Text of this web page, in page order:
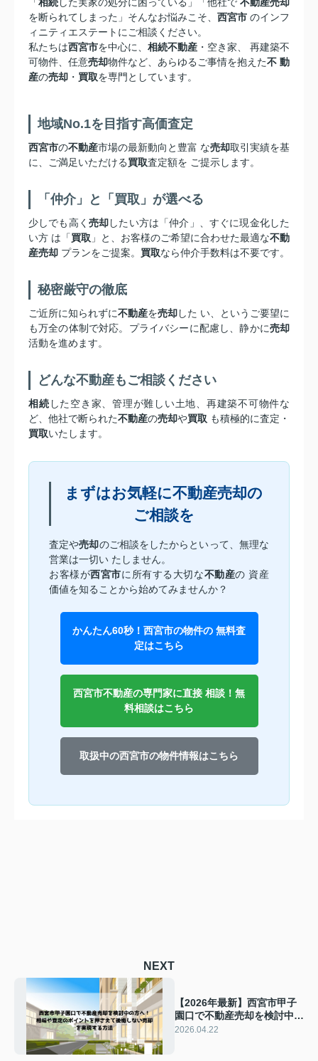
を断られてしまった」そんなお悩みこそ、 西宮市 のインフ
ィニティエステートにご相談ください。
私たちは西宮市を中心に、 相続不動産 ・空き家、 再建築不
可物件、任意売却物件など、あらゆるご事情を抱えた不 動
産の売却 ・ 買取を専門としています。
地域No.1を目指す高価査定
西宮市の不動産市場の最新動向と豊富 な売却取引実績を基
に、ご満足いただける買取査定額を ご提示します。
「仲介」と「買取」が選べる
少しでも高く 売却 したい方は「仲介」、すぐに現金化した
い方 は「買取 」と、お客様のご希望に合わせた最適な不動
産売却 プランをご提案。 買取なら仲介手数料は不要です。
秘密厳守の徹底
ご近所に知られずに不動産を売却した い、というご要望に
も万全の体制で対応。プライバシーに配慮し、静かに売却
活動を進めます。
どんな不動産もご相談ください
相続 した空き家、管理が難しい土地、再建築不可物件な
ど、他社で断られた不動産の売却や買取 も積極的に査定・
買取いたします。
まずはお気軽に不動産売却の
ご相談を
査定や売却のご相談をしたからといって、無理な
営業は一切い たしません。
お客様が西宮市に所有する大切な不動産の 資産
価値を知ることから始めてみませんか？
かんたん60秒！西宮市の物件の 無料査
定はこちら
西宮市不動産の専門家に直接 相談！無
料相談はこちら
取扱中の西宮市の物件情報はこちら
NEXT
【2026年最新】西宮市甲子
園口で不動産売却を検討中の
方へ！ 相場や査定のポイン
2026.04.22